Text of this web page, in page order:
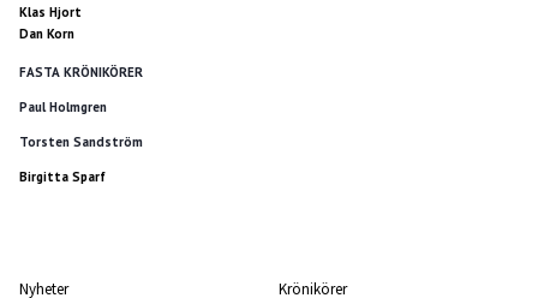
Klas Hjort
Dan Korn
FASTA KRÖNIKÖRER
Paul Holmgren
Torsten Sandström
Birgitta Sparf
Nyheter Krönikörer